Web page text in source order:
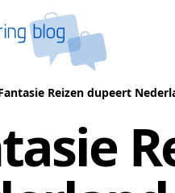
Reizen dupeert